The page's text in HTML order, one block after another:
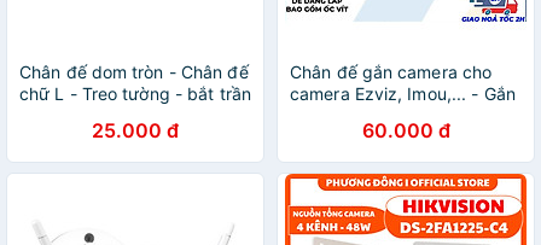
Chân đế dom tròn - Chân đế
chữ L - Treo tường - bắt trần
25.000 đ
Chân đế gắn camera cho
camera Ezviz, Imou,... - Gắn
lợi, dễ dàng - Hàng Nhập
Khẩu
60.000 đ